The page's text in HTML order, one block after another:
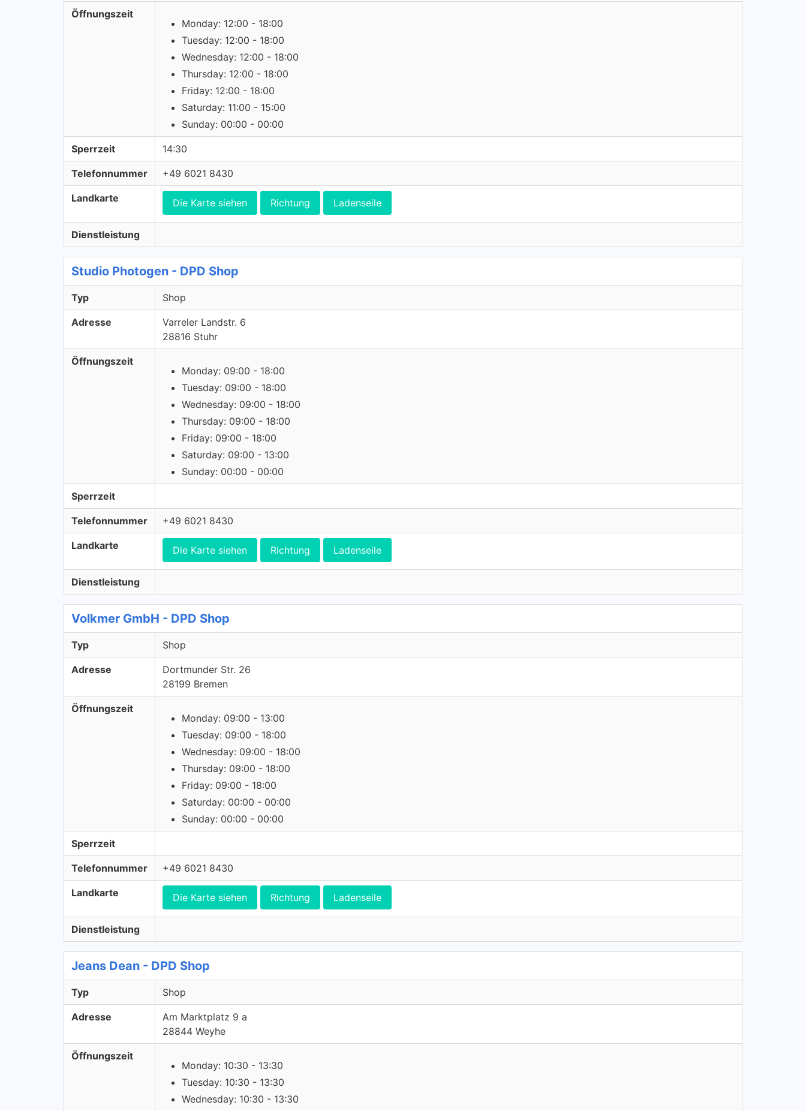
Öffnungszeit
Monday: 12:00 - 18:00
Tuesday: 12:00 - 18:00
Wednesday: 12:00 - 18:00
Thursday: 12:00 - 18:00
Friday: 12:00 - 18:00
Saturday: 11:00 - 15:00
Sunday: 00:00 - 00:00
Sperrzeit 14:30
Telefonnummer +49 6021 8430
Landkarte Die Karte siehen Richtung Ladenseile
Dienstleistung
Studio Photogen - DPD Shop
Typ Shop
Adresse
Varreler Landstr. 6
28816 Stuhr
Öffnungszeit
Monday: 09:00 - 18:00
Tuesday: 09:00 - 18:00
Wednesday: 09:00 - 18:00
Thursday: 09:00 - 18:00
Friday: 09:00 - 18:00
Saturday: 09:00 - 13:00
Sunday: 00:00 - 00:00
Sperrzeit
Telefonnummer +49 6021 8430
Landkarte Die Karte siehen Richtung Ladenseile
Dienstleistung
Volkmer GmbH - DPD Shop
Typ Shop
Adresse
Dortmunder Str. 26
28199 Bremen
Öffnungszeit
Monday: 09:00 - 13:00
Tuesday: 09:00 - 18:00
Wednesday: 09:00 - 18:00
Thursday: 09:00 - 18:00
Friday: 09:00 - 18:00
Saturday: 00:00 - 00:00
Sunday: 00:00 - 00:00
Sperrzeit
Telefonnummer +49 6021 8430
Landkarte Die Karte siehen Richtung Ladenseile
Dienstleistung
Jeans Dean - DPD Shop
Typ Shop
Adresse
Am Marktplatz 9 a
28844 Weyhe
Öffnungszeit
Monday: 10:30 - 13:30
Tuesday: 10:30 - 13:30
Wednesday: 10:30 - 13:30